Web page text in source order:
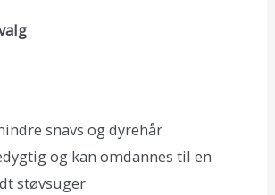
snavs og dyrehår
og kan omdannes til en
støvsuger